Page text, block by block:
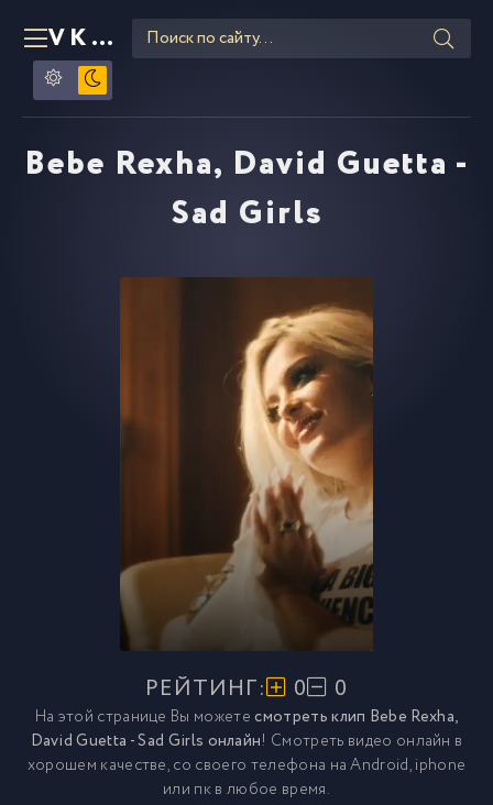
VKLIPE RU
Bebe Rexha, David Guetta -
Sad Girls
РЕЙТИНГ: 0 0
На этой странице Вы можетесмотреть клип Bebe Rexha,
David Guetta - Sad Girls онлайн! Смотреть видео онлайн в
хорошем качестве, со своего телефона на Android, iphone
или пк в любое время.